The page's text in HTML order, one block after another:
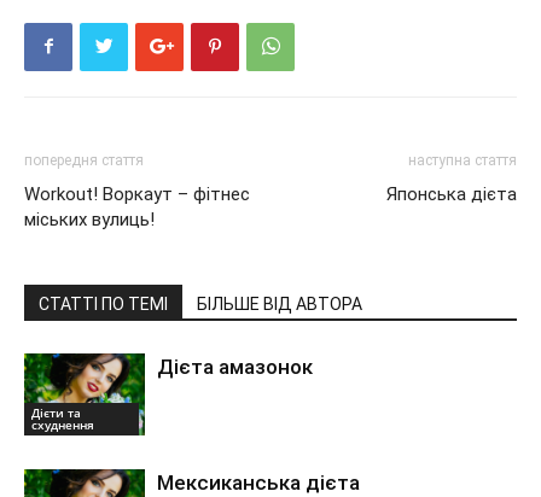
попередня стаття
Workout! Воркаут – фітнес
міських вулиць!
наступна стаття
Японська дієта
СТАТТІ ПО ТЕМІ БІЛЬШЕ ВІД АВТОРА
Дієти та
схуднення
Дієта амазонок
Мексиканська дієта